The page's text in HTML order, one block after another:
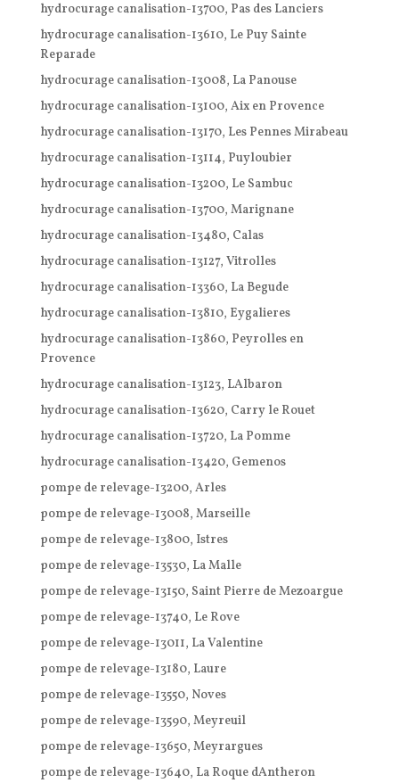
hydrocurage canalisation-13700, Pas des Lanciers
hydrocurage canalisation-13610, Le Puy Sainte
Reparade
hydrocurage canalisation-13008, La Panouse
hydrocurage canalisation-13100, Aix en Provence
hydrocurage canalisation-13170, Les Pennes Mirabeau
hydrocurage canalisation-13114, Puyloubier
hydrocurage canalisation-13200, Le Sambuc
hydrocurage canalisation-13700, Marignane
hydrocurage canalisation-13480, Calas
hydrocurage canalisation-13127, Vitrolles
hydrocurage canalisation-13360, La Begude
hydrocurage canalisation-13810, Eygalieres
hydrocurage canalisation-13860, Peyrolles en
Provence
hydrocurage canalisation-13123, LAlbaron
hydrocurage canalisation-13620, Carry le Rouet
hydrocurage canalisation-13720, La Pomme
hydrocurage canalisation-13420, Gemenos
pompe de relevage-13200, Arles
pompe de relevage-13008, Marseille
pompe de relevage-13800, Istres
pompe de relevage-13530, La Malle
pompe de relevage-13150, Saint Pierre de Mezoargue
pompe de relevage-13740, Le Rove
pompe de relevage-13011, La Valentine
pompe de relevage-13180, Laure
pompe de relevage-13550, Noves
pompe de relevage-13590, Meyreuil
pompe de relevage-13650, Meyrargues
pompe de relevage-13640, La Roque dAntheron